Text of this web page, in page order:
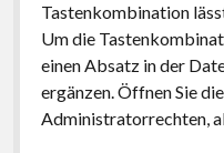
Tastenkombination
Um die
einen Absatz in der
ergänzen. Öffnen Sie
Administratorrechten,